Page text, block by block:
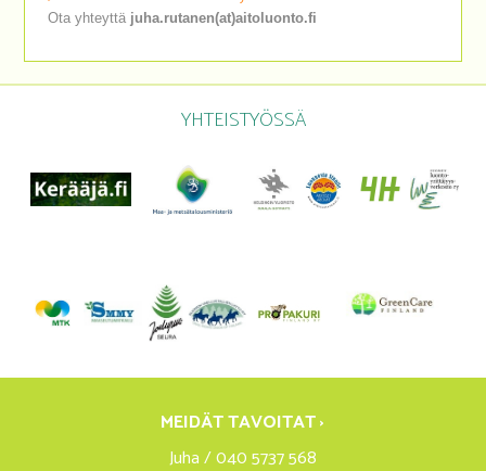
Ota yhteyttä juha.rutanen(at)aitoluonto.fi
YHTEISTYÖSSÄ
MEIDÄT TAVOITAT ›
Juha / 040 5737 568